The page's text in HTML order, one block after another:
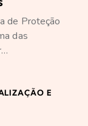
de Proteção
das
E